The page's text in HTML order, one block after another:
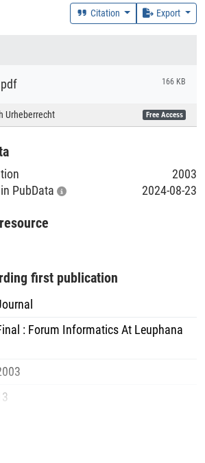
Citation Export
166 KB
Urheberrecht Free Access
2003
PubData
2024-08-23
first publication
: Forum Informatics At Leuphana